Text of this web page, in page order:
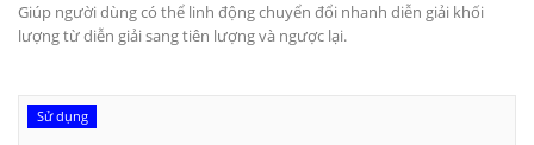
Giúp người dùng có thể linh động chuyển đổi nhanh diễn giải khối
lượng từ diễn giải sang tiên lượng và ngược lại.
Sử dụng